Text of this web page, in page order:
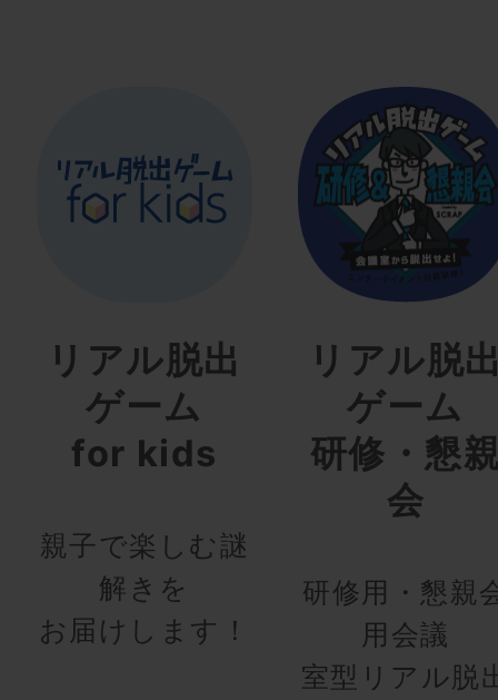
リアル脱出
ゲーム
for kids
親子で楽しむ謎
解きを
お届けします！
リアル脱
ゲーム
研修・懇
会
研修用・懇親
用会議
室型リアル脱